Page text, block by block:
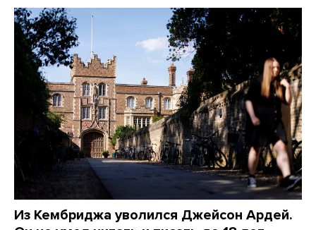
Из Кембриджа уволился Джейсон Ардей.